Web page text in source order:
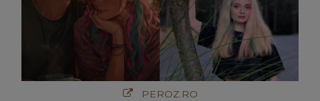
PEROZ.RO